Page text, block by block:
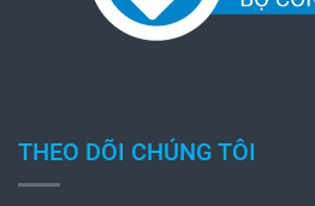
THEO DÕI CHÚNG TÔI